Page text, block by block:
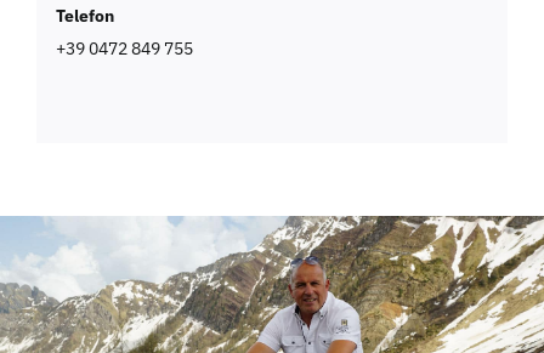
Telefon
+39 0472 849 755